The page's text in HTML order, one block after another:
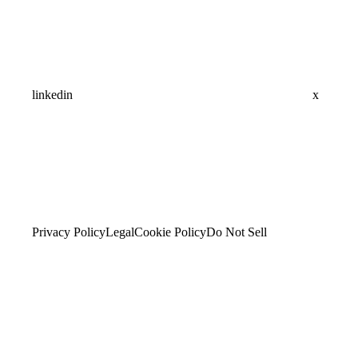
linkedin x
Privacy PolicyLegalCookie PolicyDo Not Sell